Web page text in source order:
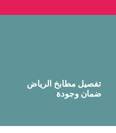
تفصيل مطابخ الرياض
ضمان وجودة